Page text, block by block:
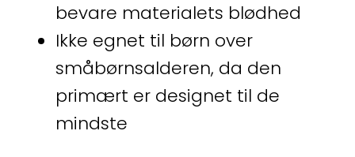
bevare materialets blødhed
Ikke egnet til børn over
småbørnsalderen, da den
primært er designet til de
mindste